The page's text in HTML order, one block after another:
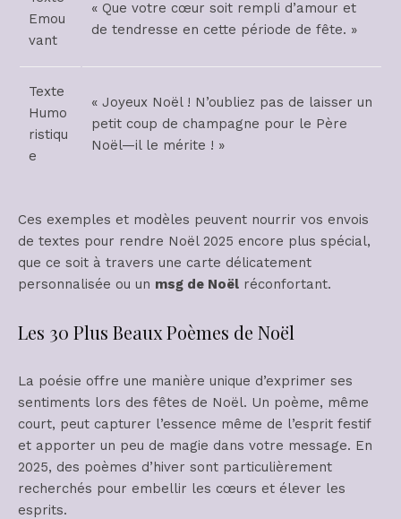
Emou
vant
« Que votre cœur soit rempli d’amour et
de tendresse en cette période de fête. »
Texte
Humo
ristiqu
e
« Joyeux Noël ! N’oubliez pas de laisser un
petit coup de champagne pour le Père
Noël—il le mérite ! »
Ces exemples et modèles peuvent nourrir vos envois
de textes pour rendre Noël 2025 encore plus spécial,
que ce soit à travers une carte délicatement
personnalisée ou un msg de Noël réconfortant.
Les 30 Plus Beaux Poèmes de Noël
La poésie offre une manière unique d’exprimer ses
sentiments lors des fêtes de Noël. Un poème, même
court, peut capturer l’essence même de l’esprit festif
et apporter un peu de magie dans votre message. En
2025, des poèmes d’hiver sont particulièrement
recherchés pour embellir les cœurs et élever les
esprits.